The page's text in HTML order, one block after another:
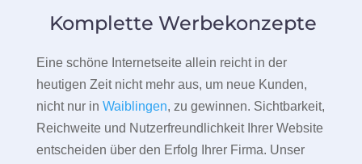
Komplette Werbekonzepte
Eine schöne Internetseite allein reicht in der
heutigen Zeit nicht mehr aus, um neue Kunden,
nicht nur in Waiblingen, zu gewinnen. Sichtbarkeit,
Reichweite und Nutzerfreundlichkeit Ihrer Website
entscheiden über den Erfolg Ihrer Firma. Unser